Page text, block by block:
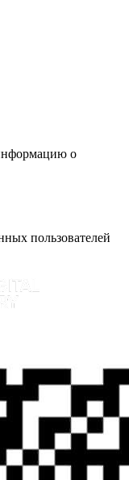
о
пользователей